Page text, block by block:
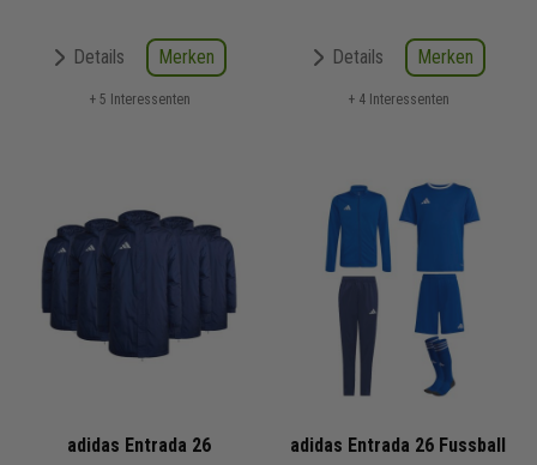
Details Merken
+ 5 Interessenten
Details Merken
+ 4 Interessenten
adidas Entrada 26
adidas Entrada 26 Fussball